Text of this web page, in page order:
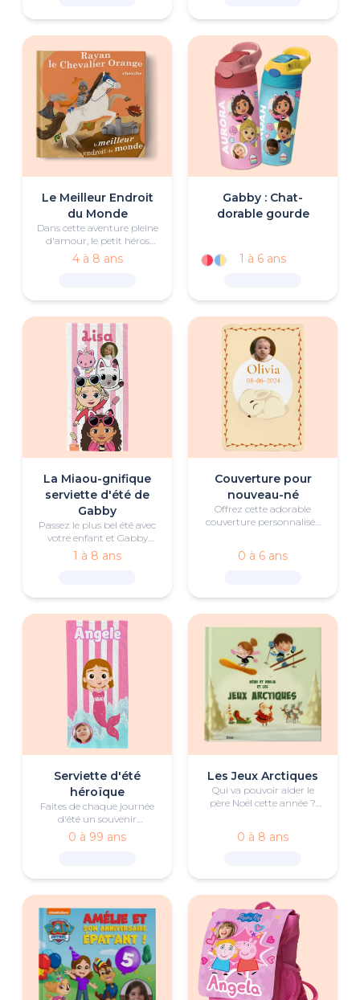
Le Meilleur Endroit
du Monde
Dans cette aventure pleine
d'amour, le petit héros
découvre que le meilleur
endroit du monde, c’est là
4 à 8 ans
Gabby : Chat-
dorable gourde
1 à 6 ans
La Miaou-gnifique
serviette d'été de
Gabby
Passez le plus bel été avec
votre enfant et Gabby
grâce à cette serviette
personnalisée.
1 à 8 ans
Couverture pour
nouveau-né
Offrez cette adorable
couverture personnalisée
0 à 6 ans
Serviette d'été
héroïque
Faites de chaque journée
d'été un souvenir
mémorable grâce à cette
Serviette d'été héroïque
sirène.
0 à 99 ans
Les Jeux Arctiques
Qui va pouvoir aider le
père Noël cette année ?
pôle Nord pour remporter
0 à 8 ans